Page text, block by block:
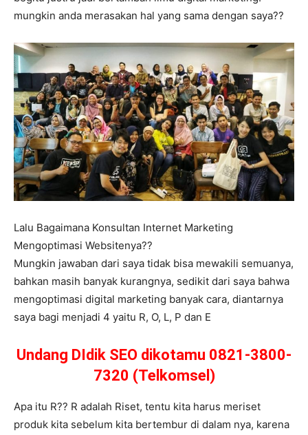
mungkin anda merasakan hal yang sama dengan saya??
Lalu Bagaimana Konsultan Internet Marketing
Mengoptimasi Websitenya??
Mungkin jawaban dari saya tidak bisa mewakili semuanya,
bahkan masih banyak kurangnya, sedikit dari saya bahwa
mengoptimasi digital marketing banyak cara, diantarnya
saya bagi menjadi 4 yaitu R, O, L, P dan E
Undang DIdik SEO dikotamu 0821-3800-
7320 (Telkomsel)
Apa itu R?? R adalah Riset, tentu kita harus meriset
produk kita sebelum kita bertembur di dalam nya, karena